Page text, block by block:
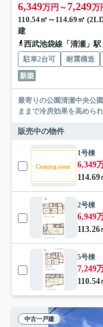
6,349万円～ 7,249万
110.54㎡～114.69㎡
建
西武池袋線「清瀬」駅
駐車2台可 耐震構造
新築
最寄りの公園清瀬中央公
ままで冷房効果を高めら
販売中の物件
1号棟
6,349
2号棟
6,949
5号棟
7,249
中古一戸建